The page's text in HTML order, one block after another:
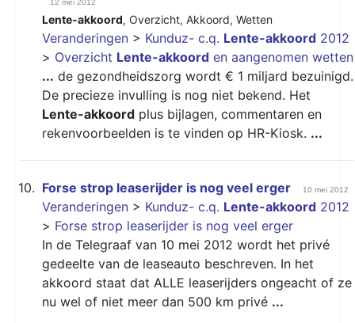
12 mei 2012
Lente-akkoord, Overzicht, Akkoord, Wetten
Veranderingen > Kunduz- c.q. Lente-akkoord 2012
> Overzicht Lente-akkoord en aangenomen wetten
... de gezondheidszorg wordt € 1 miljard bezuinigd.
De precieze invulling is nog niet bekend. Het
Lente-akkoord plus bijlagen, commentaren en
rekenvoorbeelden is te vinden op HR-Kiosk. ...
10. Forse strop leaserijder is nog veel erger 10 mei 2012
Veranderingen > Kunduz- c.q. Lente-akkoord 2012
> Forse strop leaserijder is nog veel erger
In de Telegraaf van 10 mei 2012 wordt het privé
gedeelte van de leaseauto beschreven. In het
akkoord staat dat ALLE leaserijders ongeacht of ze
nu wel of niet meer dan 500 km privé ...